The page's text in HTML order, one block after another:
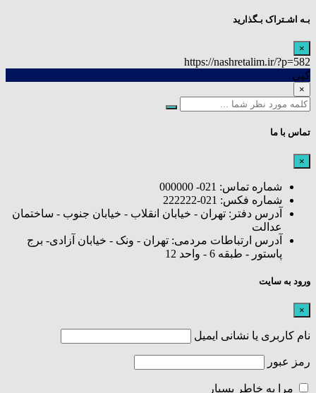
بـه اشـتراک بـگذارید
×
https://nashretalim.ir/?p=582
کپی
×
تماس با ما
×
شماره تماس: 021- 000000
شماره فکس: 021-222222
آدرس دفتر: تهران - خیابان انقلاب - خیابان جنوب - ساختمان
عدالت
آدرس ارتباطات مردمی: تهران - ونک - خیابان آزادی- برج
پاستور - طبقه 6 - واحد 12
ورود به سایت
×
نام کاربری یا نشانی ایمیل
رمز عبور
مرا به خاطر بسپار